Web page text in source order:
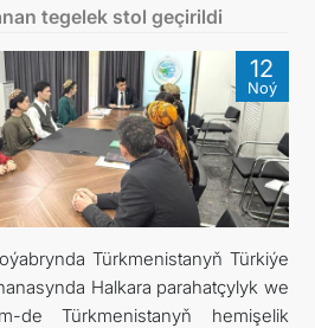
HYZMATLARY
ÝAZYLMAK
DIM
tegelek stol geçirildi
12
Noý
Türkmenistanyň Türkiýe
Halkara parahatçylyk we
de Türkmenistanyň hemişelik